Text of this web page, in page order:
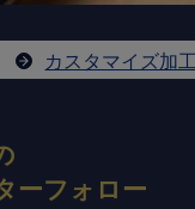
カスタマイズ加工
ーフォロー